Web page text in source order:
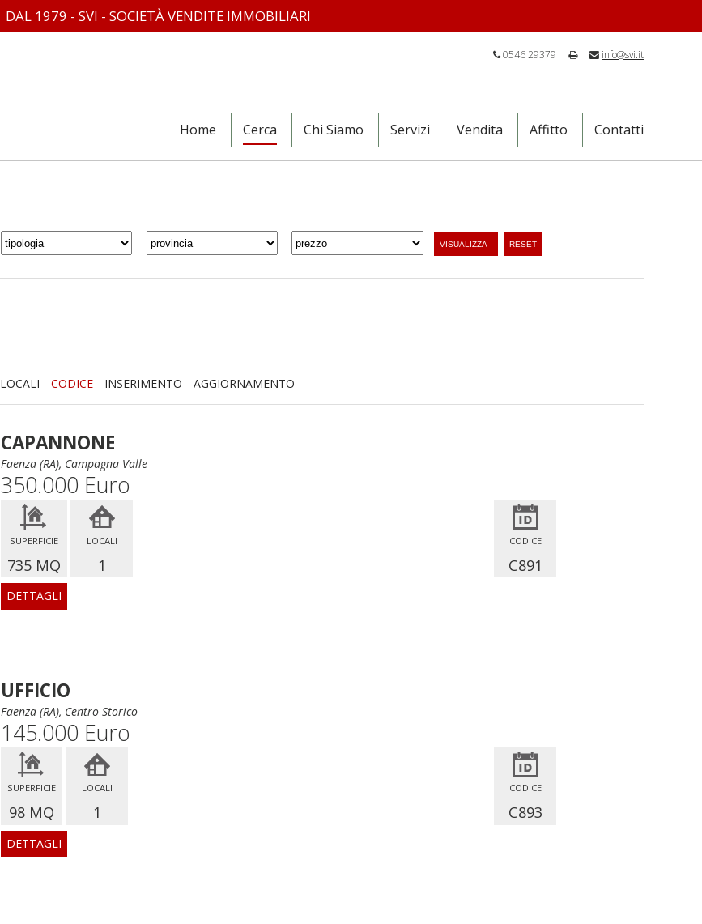
DAL 1979 - SVI - SOCIETÀ VENDITE IMMOBILIARI
0546 29379 info@svi.it
Home Cerca Chi Siamo Servizi Vendita Affitto Contatti
VISUALIZZA RESET
LOCALI CODICE INSERIMENTO AGGIORNAMENTO
CAPANNONE
Faenza (RA), Campagna Valle
350.000 Euro
CODICE
C891
SUPERFICIE
735 MQ
LOCALI
1
DETTAGLI
UFFICIO
Faenza (RA), Centro Storico
145.000 Euro
CODICE
C893
SUPERFICIE
98 MQ
LOCALI
1
DETTAGLI